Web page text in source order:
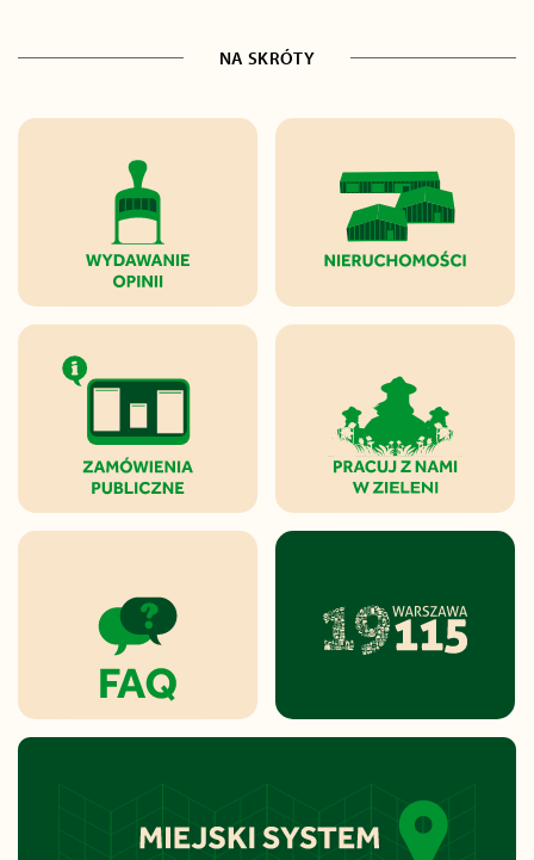
NA SKRÓTY